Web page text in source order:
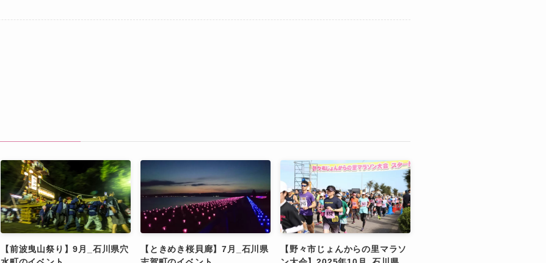
【前波曳山祭り】9月_石川県穴
【ときめき桜貝廊】7月_石川県
【野々市じょんからの里マラソ